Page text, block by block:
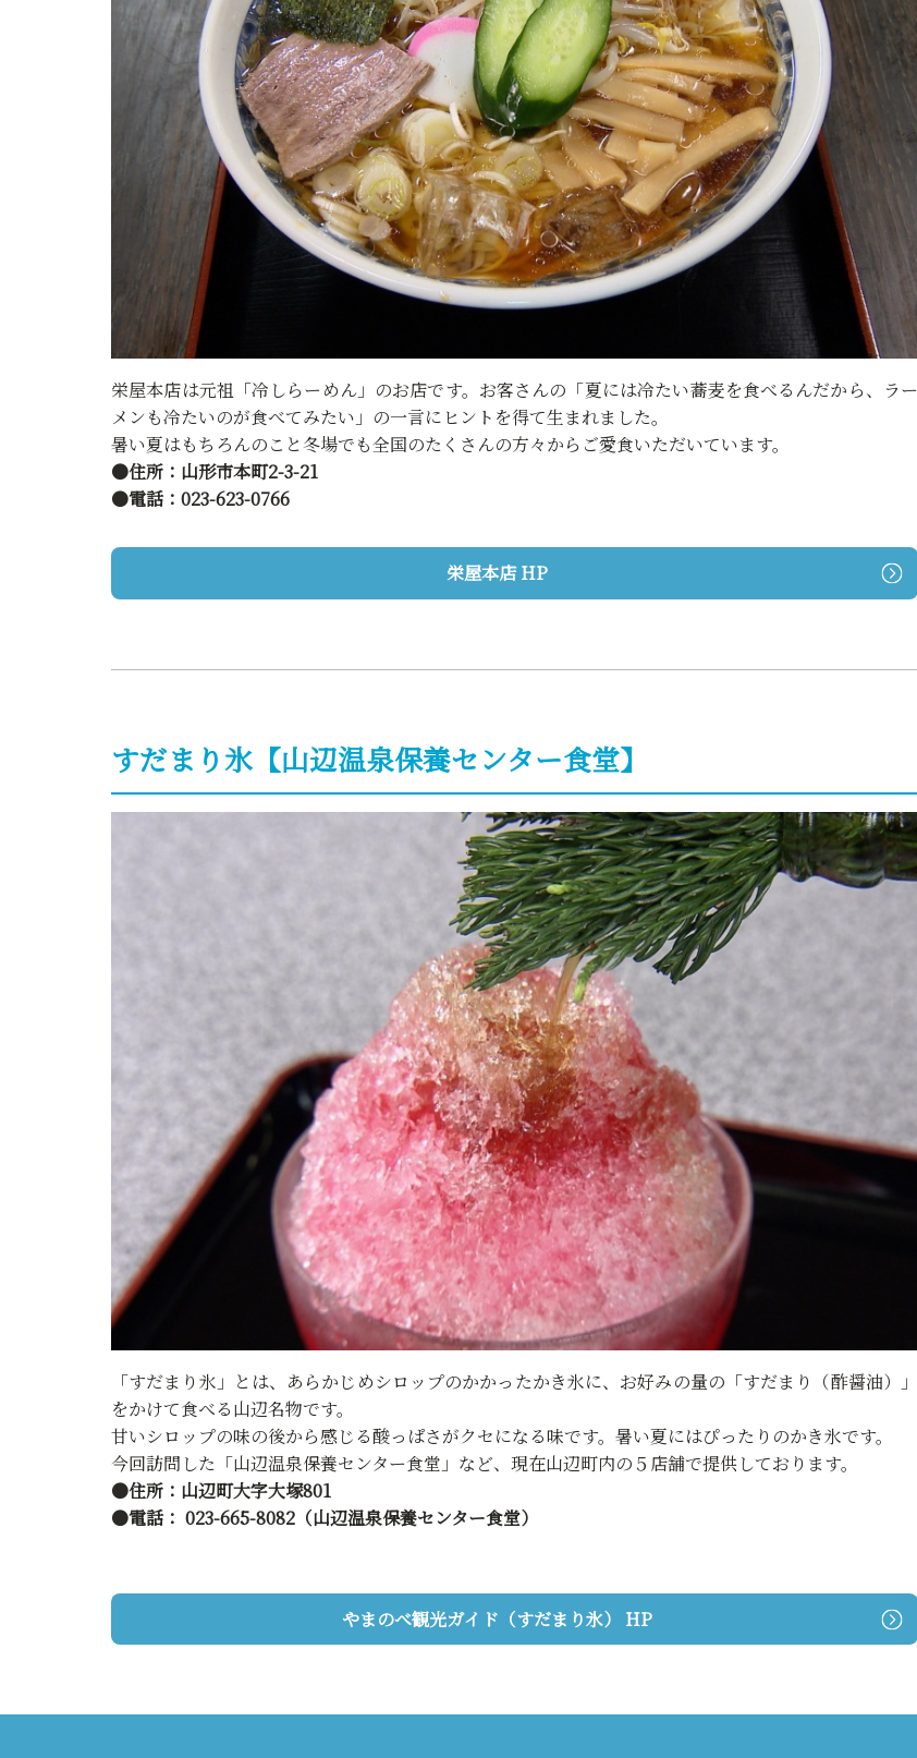
栄屋本店は元祖「冷しらーめん」のお店です。お客さんの「夏には冷たい蕎麦を食べるんだから、ラー
メンも冷たいのが食べてみたい」の一言にヒントを得て生まれました。
暑い夏はもちろんのこと冬場でも全国のたくさんの方々からご愛食いただいています。
●住所：山形市本町2-3-21
●電話：023-623-0766
栄屋本店 HP
すだまり氷【山辺温泉保養センター食堂】
「すだまり氷」とは、あらかじめシロップのかかったかき氷に、お好みの量の「すだまり（酢醤油）」
をかけて食べる山辺名物です。
甘いシロップの味の後から感じる酸っぱさがクセになる味です。暑い夏にはぴったりのかき氷です。
今回訪問した「山辺温泉保養センター食堂」など、現在山辺町内の５店舗で提供しております。
●住所：山辺町大字大塚801
●電話： 023-665-8082（山辺温泉保養センター食堂）
やまのべ観光ガイド（すだまり氷） HP